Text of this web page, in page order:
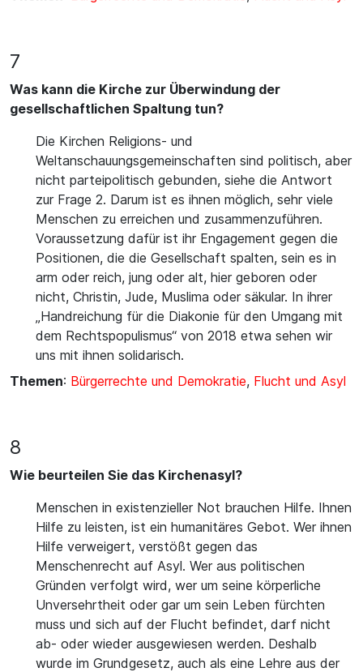
7
Was kann die Kirche zur Überwindung der
gesellschaftlichen Spaltung tun?
Die Kirchen Religions- und
Weltanschauungsgemeinschaften sind politisch, aber
nicht parteipolitisch gebunden, siehe die Antwort
zur Frage 2. Darum ist es ihnen möglich, sehr viele
Menschen zu erreichen und zusammenzuführen.
Voraussetzung dafür ist ihr Engagement gegen die
Positionen, die die Gesellschaft spalten, sein es in
arm oder reich, jung oder alt, hier geboren oder
nicht, Christin, Jude, Muslima oder säkular. In ihrer
„Handreichung für die Diakonie für den Umgang mit
dem Rechtspopulismus“ von 2018 etwa sehen wir
uns mit ihnen solidarisch.
Themen: Bürgerrechte und Demokratie, Flucht und Asyl
8
Wie beurteilen Sie das Kirchenasyl?
Menschen in existenzieller Not brauchen Hilfe. Ihnen
Hilfe zu leisten, ist ein humanitäres Gebot. Wer ihnen
Hilfe verweigert, verstößt gegen das
Menschenrecht auf Asyl. Wer aus politischen
Gründen verfolgt wird, wer um seine körperliche
Unversehrtheit oder gar um sein Leben fürchten
muss und sich auf der Flucht befindet, darf nicht
ab- oder wieder ausgewiesen werden. Deshalb
wurde im Grundgesetz, auch als eine Lehre aus der